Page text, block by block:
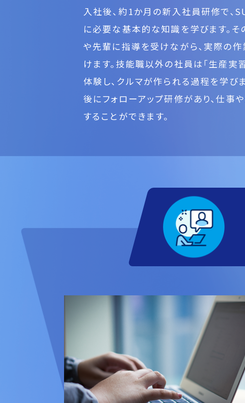
入社後、約1か月の新入社員研修で、
に必要な基本的な知識を学びます。そ
や先輩に指導を受けながら、実際の
けます。技能職以外の社員は「生産実
体験し、クルマが作られる過程を学び
後にフォローアップ研修があり、仕事
することができます。